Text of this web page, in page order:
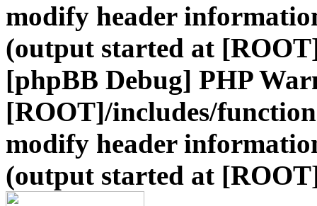
modify header
(output started at
[phpBB Debug] PHP
[ROOT]/includes/
modify header
(output started at